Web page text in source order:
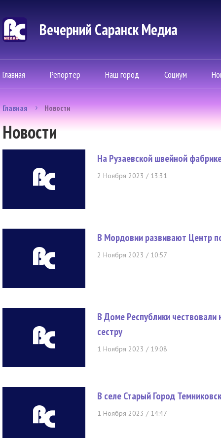
Вечерний Саранск Mедиа
Главная Репортер Наш город Социум
Главная Новости
Новости
На Рузаевской швейной
2 Ноября 2023 / 13:31
В Мордовии развивают Центр
2 Ноября 2023 / 10:57
В Доме Республики чествовали
сестру
1 Ноября 2023 / 19:08
В селе Старый Город
1 Ноября 2023 / 14:47